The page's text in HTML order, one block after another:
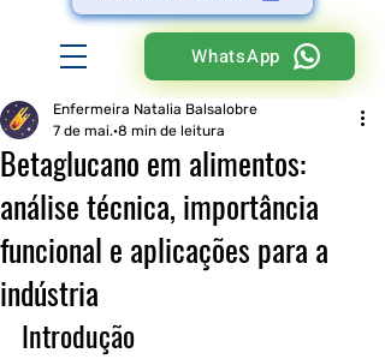
WhatsApp
Betaglucano em alimentos:
análise técnica, importância
funcional e aplicações para a
indústria
Enfermeira Natalia Balsalobre
7 de mai. 8 min de leitura
Introdução